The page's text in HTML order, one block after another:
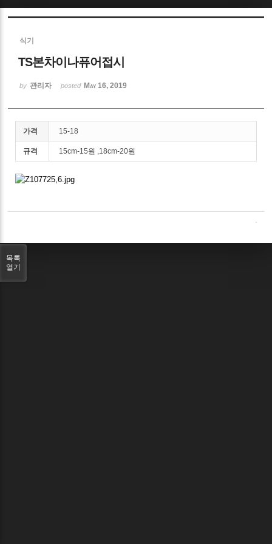
식기
TS본차이나퓨어접시
by 관리자 posted May 16, 2019
가격 15-18
규격 15cm-15원 ,18cm-20원
목록
열기
Sketchbook5, 스케치북5
Sketchbook5, 스케치북5